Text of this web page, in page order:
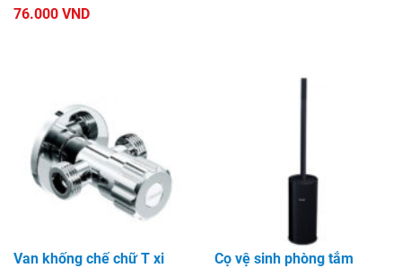
76.000 VND
Van khống chế chữ T xi
Cọ vệ sinh phòng tắm